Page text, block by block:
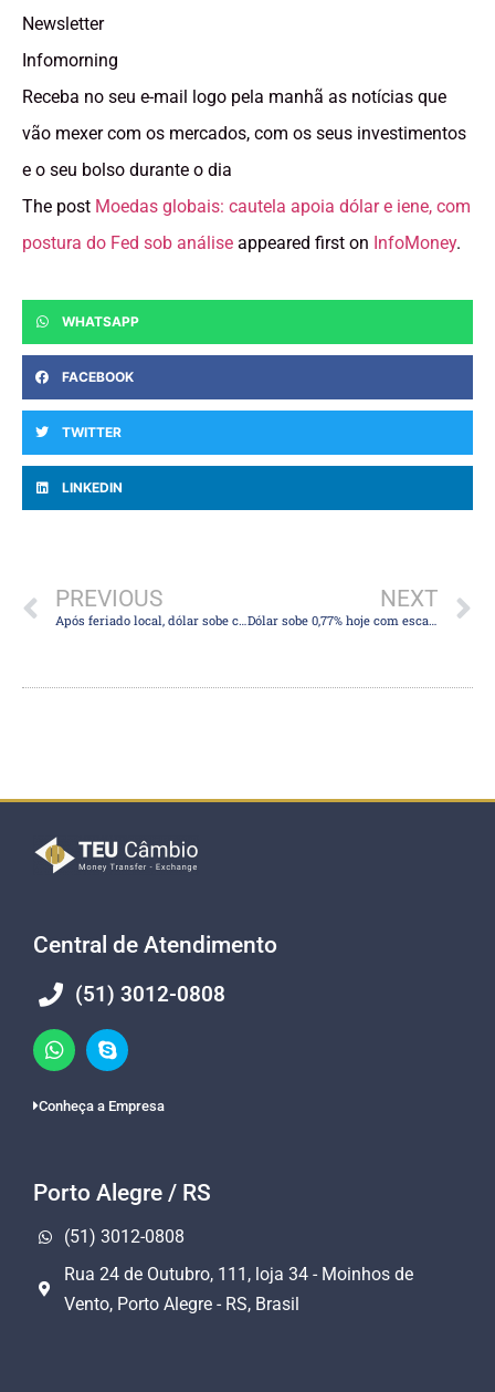
Newsletter
Infomorning
Receba no seu e-mail logo pela manhã as notícias que
vão mexer com os mercados, com os seus investimentos
e o seu bolso durante o dia
The post Moedas globais: cautela apoia dólar e iene, com
postura do Fed sob análise appeared first on InfoMoney.
WHATSAPP
FACEBOOK
TWITTER
LINKEDIN
PREVIOUS NEXT
Dólar sobe 0,77% hoje com escalada da guerra, mas recua 1,43% na semana
Central de Atendimento
(51) 3012-0808
Conheça a Empresa
Porto Alegre / RS
(51) 3012-0808
Rua 24 de Outubro, 111, loja 34 - Moinhos de
Vento, Porto Alegre - RS, Brasil